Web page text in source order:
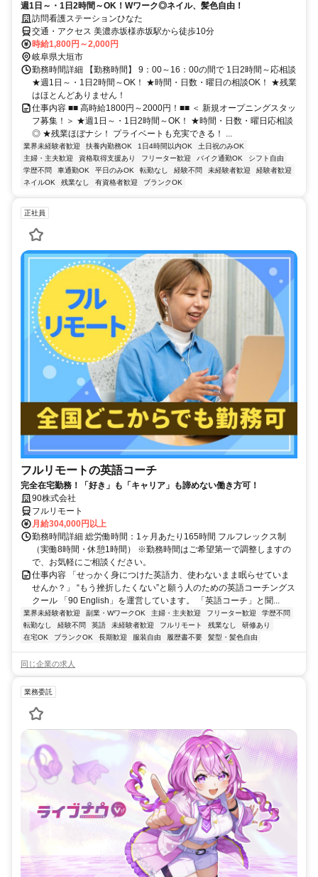
週1日～・1日2時間～OK！Wワーク◎ネイル、髪色自由！
訪問看護ステーションひなた
交通・アクセス 美濃赤坂様赤坂駅から徒歩10分
時給1,800円～2,000円
岐阜県大垣市
勤務時間詳細 【勤務時間】 9：00～16：00の間で 1日2時間～応相談
★週1日～・1日2時間～OK！ ★時間・日数・曜日の相談OK！ ★残業
はほとんどありません！
仕事内容 ■■ 高時給1800円～2000円！■■ ＜ 新規オープニングスタッ
フ募集！＞ ★週1日～・1日2時間～OK！ ★時間・日数・曜日応相談
◎ ★残業ほぼナシ！ プライベートも充実できる！ ...
業界未経験者歓迎 扶養内勤務OK 1日4時間以内OK
土日祝のみOK
主婦・主夫歓迎
資格取得支援あり フリーター歓迎 バイク通勤OK
シフト自由
学歴不問
車通勤OK 平日のみOK 転勤なし 経験不問 未経験者歓迎
経験者歓迎
ネイルOK
残業なし 有資格者歓迎 ブランクOK
正社員
フルリモートの英語コーチ
完全在宅勤務！「好き」も「キャリア」も諦めない働き方可！
90株式会社
フルリモート
月給304,000円以上
勤務時間詳細 総労働時間：1ヶ月あたり165時間 フルフレックス制
（実働8時間・休憩1時間） ※勤務時間はご希望第一で調整しますの
で、お気軽にご相談ください。
仕事内容 「せっかく身につけた英語力、使わないまま眠らせていま
せんか？」 “もう挫折したくない”と願う人のための英語コーチングス
クール 「90 English」を運営しています。 「英語コーチ」と聞...
業界未経験者歓迎 副業・WワークOK 主婦・主夫歓迎 フリーター歓迎
学歴不問
転勤なし
経験不問 英語 未経験者歓迎 フルリモート 残業なし
研修あり
在宅OK
ブランクOK 長期歓迎 服装自由 履歴書不要 髪型・髪色自由
同じ企業の求人
業務委託